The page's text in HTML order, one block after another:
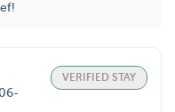
VERIFIED STAY